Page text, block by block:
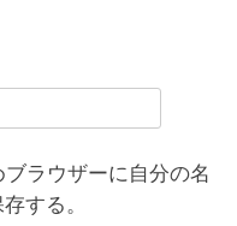
ラウザーに自分の名
する。